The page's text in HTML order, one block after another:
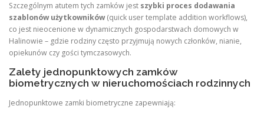
Szczególnym atutem tych zamków jest szybki proces dodawania
szablonów użytkowników(quick user template addition workflows),
co jest nieocenione w dynamicznych gospodarstwach domowych w
Halinowie – gdzie rodziny często przyjmują nowych członków, nianie,
opiekunów czy gości tymczasowych.
Zalety jednopunktowych zamków
biometrycznych w nieruchomościach rodzinnych
Jednopunktowe zamki biometryczne zapewniają: